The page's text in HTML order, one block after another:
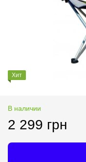
Хит
В наличии
2 299 грн